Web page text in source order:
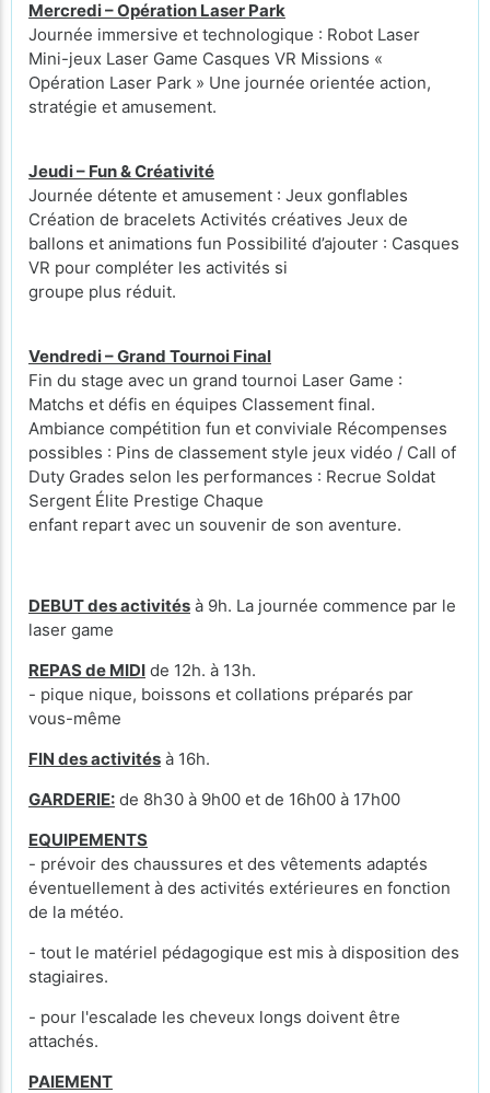
Mercredi – Opération Laser Park
Journée immersive et technologique : Robot Laser
Mini-jeux Laser Game Casques VR Missions «
Opération Laser Park » Une journée orientée action,
stratégie et amusement.
Jeudi – Fun & Créativité
Journée détente et amusement : Jeux gonflables
Création de bracelets Activités créatives Jeux de
ballons et animations fun Possibilité d’ajouter : Casques
VR pour compléter les activités si
groupe plus réduit.
Vendredi – Grand Tournoi Final
Fin du stage avec un grand tournoi Laser Game :
Matchs et défis en équipes Classement final.
Ambiance compétition fun et conviviale Récompenses
possibles : Pins de classement style jeux vidéo / Call of
Duty Grades selon les performances : Recrue Soldat
Sergent Élite Prestige Chaque
enfant repart avec un souvenir de son aventure.
DEBUT des activités à 9h. La journée commence par le
laser game
REPAS de MIDI de 12h. à 13h.
- pique nique, boissons et collations préparés par
vous-même
FIN des activités à 16h.
GARDERIE: de 8h30 à 9h00 et de 16h00 à 17h00
EQUIPEMENTS
- prévoir des chaussures et des vêtements adaptés
éventuellement à des activités extérieures en fonction
de la météo.
- tout le matériel pédagogique est mis à disposition des
stagiaires.
- pour l'escalade les cheveux longs doivent être
attachés.
PAIEMENT